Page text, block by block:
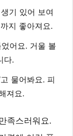
기 있어 보여
지 좋아져요.
어요. 거울 볼
다.
물어봐요. 피
져요.
족스러워요.